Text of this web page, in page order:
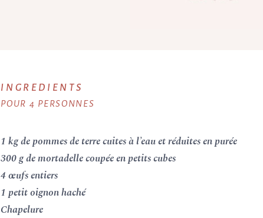
INGREDIENTS
POUR 4 PERSONNES
1 kg de pommes de terre cuites à l’eau et réduites en purée
300 g de mortadelle coupée en petits cubes
4 œufs entiers
1 petit oignon haché
Chapelure